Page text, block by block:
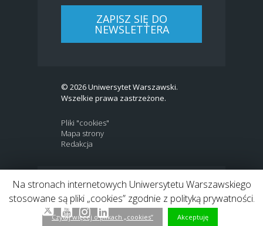
ZAPISZ SIĘ DO
NEWSLETTERA
© 2026 Uniwersytet Warszawski.
Wszelkie prawa zastrzeżone.
Pliki "cookies"
Mapa strony
Redakcja
BIP | EN
Link do profilu Facebook
Link to Twitter profile
Link do kanału Youtube
Link do profilu Instagram
Link do profilu LinkedIn
Na stronach internetowych Uniwersytetu Warszawskiego
stosowane są pliki „cookies” zgodnie z polityką prywatności.
Czytaj więcej o plikach „cookies” Akceptuję